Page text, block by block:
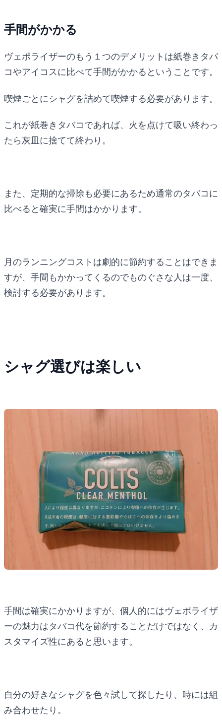
手間がかかる
ヴェポライザーのもう１つのデメリットは紙巻きタバ
コやアイコスに比べて手間がかかるということです。
喫煙ごとにシャグを詰めて喫煙する必要があります。
これが紙巻きタバコであれば、火を点けて吸い終わっ
たら灰皿に捨てて終わり。
また、定期的な掃除も必要にあるため通常のタバコに
比べると確実に手間はかかります。
月のランニングコストは劇的に節約することはできま
すが、手間もかかってくるのでものぐさな人は一度、
検討する必要があります。
シャグ選びは楽しい
手間は確実にかかりますが、個人的にはヴェポライザ
ーの魅力はタバコ代を節約することだけではなく、カ
スタマイズ性にあると思います。
自分の好きなシャグを色々試して探したり、時には組
み合わせたり。